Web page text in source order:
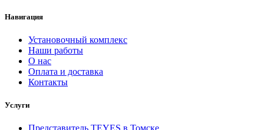
Навигация
Установочный комплекс
Наши работы
О нас
Оплата и доставка
Контакты
Услуги